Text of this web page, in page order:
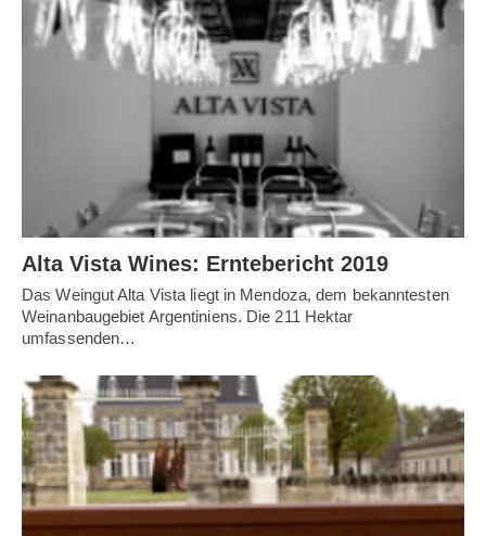
Alta Vista Wines: Erntebericht 2019
Das Weingut Alta Vista liegt in Mendoza, dem bekanntesten
Weinanbaugebiet Argentiniens. Die 211 Hektar
umfassenden…